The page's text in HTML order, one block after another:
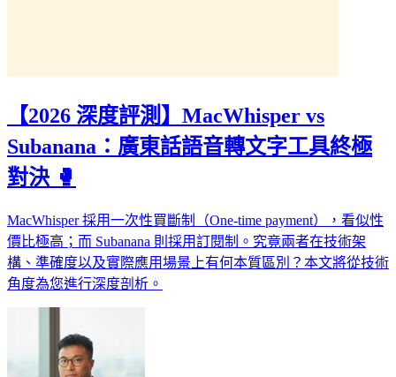
【2026 深度評測】MacWhisper vs
Subanana：廣東話語音轉文字工具終極
對決 🥊
MacWhisper 採用一次性買斷制（One-time payment），看似性
價比極高；而 Subanana 則採用訂閱制。究竟兩者在技術架
構、準確度以及實際應用場景上有何本質區別？本文將從技術
角度為您進行深度剖析。